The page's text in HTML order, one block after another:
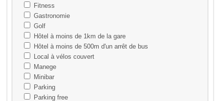
Fitness
Gastronomie
Golf
Hôtel à moins de 1km de la gare
Hôtel à moins de 500m d'un arrêt de bus
Local à vélos couvert
Manege
Minibar
Parking
Parking free